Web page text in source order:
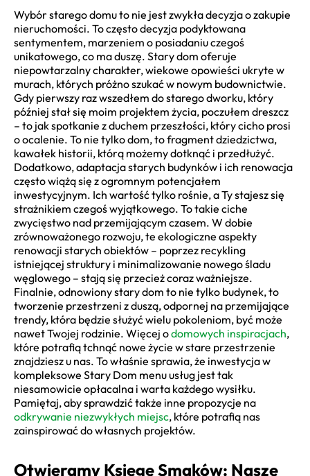
Wybór starego domu to nie jest zwykła decyzja o zakupie
nieruchomości. To często decyzja podyktowana
sentymentem, marzeniem o posiadaniu czegoś
unikatowego, co ma duszę. Stary dom oferuje
niepowtarzalny charakter, wiekowe opowieści ukryte w
murach, których próżno szukać w nowym budownictwie.
Gdy pierwszy raz wszedłem do starego dworku, który
później stał się moim projektem życia, poczułem dreszcz
– to jak spotkanie z duchem przeszłości, który cicho prosi
o ocalenie. To nie tylko dom, to fragment dziedzictwa,
kawałek historii, którą możemy dotknąć i przedłużyć.
Dodatkowo, adaptacja starych budynków i ich renowacja
często wiążą się z ogromnym potencjałem
inwestycyjnym. Ich wartość tylko rośnie, a Ty stajesz się
strażnikiem czegoś wyjątkowego. To takie ciche
zwycięstwo nad przemijającym czasem. W dobie
zrównoważonego rozwoju, te ekologiczne aspekty
renowacji starych obiektów – poprzez recykling
istniejącej struktury i minimalizowanie nowego śladu
węglowego – stają się przecież coraz ważniejsze.
Finalnie, odnowiony stary dom to nie tylko budynek, to
tworzenie przestrzeni z duszą, odpornej na przemijające
trendy, która będzie służyć wielu pokoleniom, być może
nawet Twojej rodzinie. Więcej odomowych inspiracjach,
które potrafią tchnąć nowe życie w stare przestrzenie
znajdziesz u nas. To właśnie sprawia, że inwestycja w
kompleksowe Stary Dom menu usług jest tak
niesamowicie opłacalna i warta każdego wysiłku.
Pamiętaj, aby sprawdzić także inne propozycje na
odkrywanie niezwykłych miejsc, które potrafią nas
zainspirować do własnych projektów.
Otwieramy Księgę Smaków: Nasze